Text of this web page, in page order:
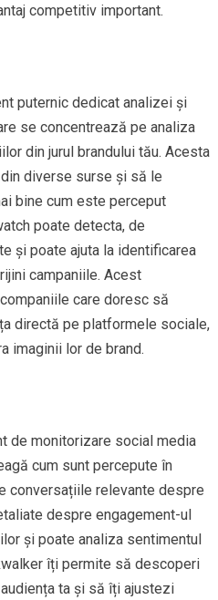
competitiv important.
puternic dedicat analizei și
se concentrează pe analiza
din jurul brandului tău. Acesta
diverse surse și să le
bine cum este perceput
poate detecta, de
și poate ajuta la identificarea
campaniile. Acest
care doresc să
directă pe platformele sociale,
imaginii lor de brand.
de monitorizare social media
cum sunt percepute în
conversațiile relevante despre
despre engagement-ul
și poate analiza sentimentul
îți permite să descoperi
ta și să îți ajustezi